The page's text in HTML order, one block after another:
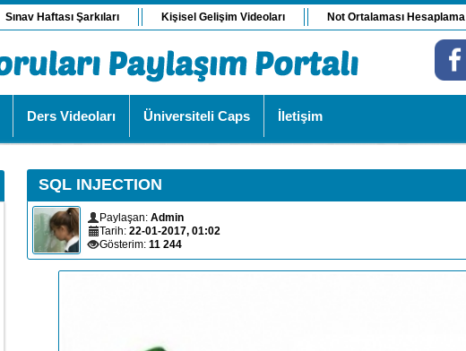
Sınav Haftası Şarkıları Kişisel Gelişim Videoları Not Ortalaması Hesaplama
Ders Videoları Üniversiteli Caps İletişim
SQL INJECTION
Paylaşan: Admin
Tarih: 22-01-2017, 01:02
Gösterim: 11 244